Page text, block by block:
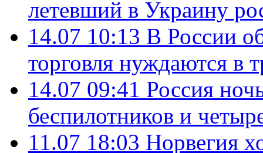
летевший в Украину
14.07 10:13 В России
торговля нуждаются в
14.07 09:41 Россия
беспилотников и
11.07 18:03 Норвегия